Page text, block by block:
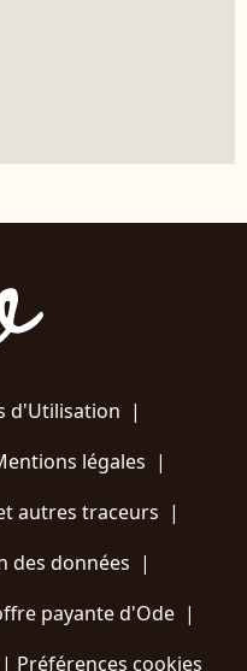
d'Utilisation |
légales |
autres traceurs |
des données |
payante d'Ode |
| Préférences cookies